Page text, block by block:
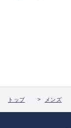
トップ メンズ